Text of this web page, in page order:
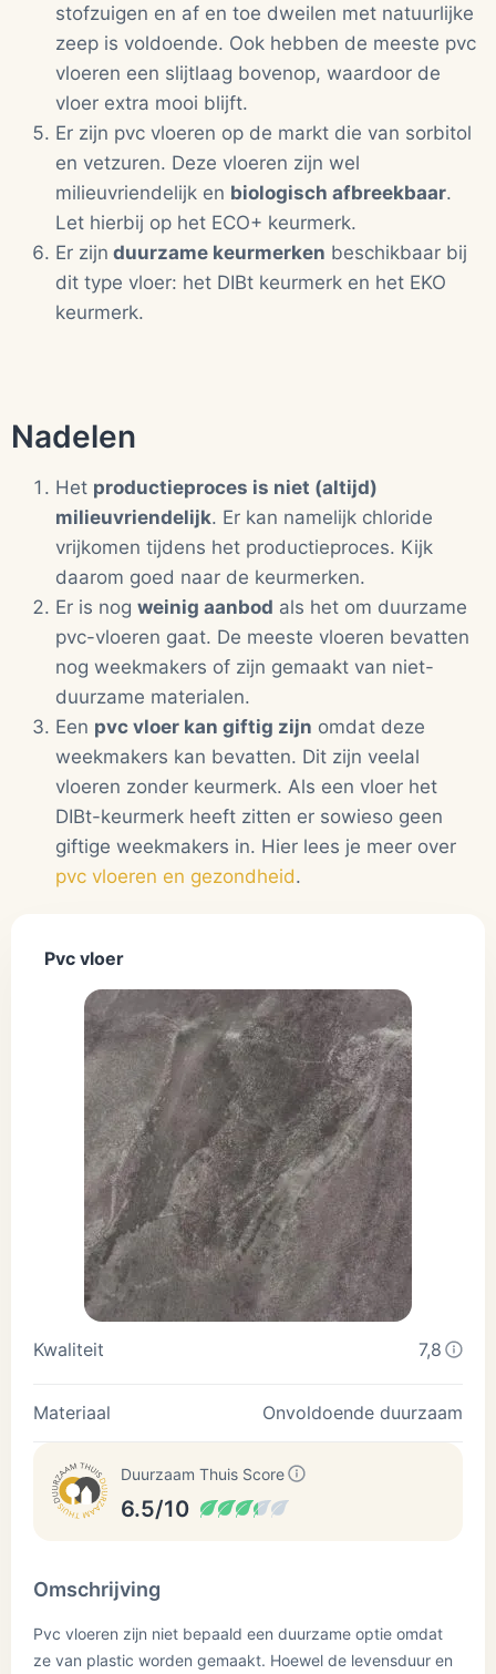
stofzuigen en af en toe dweilen met natuurlijke
zeep is voldoende. Ook hebben de meeste pvc
vloeren een slijtlaag bovenop, waardoor de
vloer extra mooi blijft.
Er zijn pvc vloeren op de markt die van sorbitol
en vetzuren. Deze vloeren zijn wel
milieuvriendelijk en biologisch afbreekbaar.
Let hierbij op het ECO+ keurmerk.
Er zijn duurzame keurmerken beschikbaar bij
dit type vloer: het DIBt keurmerk en het EKO
keurmerk.
Nadelen
Het productieproces is niet (altijd)
milieuvriendelijk. Er kan namelijk chloride
vrijkomen tijdens het productieproces. Kijk
daarom goed naar de keurmerken.
Er is nog weinig aanbod als het om duurzame
pvc-vloeren gaat. De meeste vloeren bevatten
nog weekmakers of zijn gemaakt van niet-
duurzame materialen.
Een pvc vloer kan giftig zijn omdat deze
weekmakers kan bevatten. Dit zijn veelal
vloeren zonder keurmerk. Als een vloer het
DIBt-keurmerk heeft zitten er sowieso geen
giftige weekmakers in. Hier lees je meer over
pvc vloeren en gezondheid.
Pvc vloer
Kwaliteit 7,8
Materiaal Onvoldoende duurzaam
Duurzaam Thuis Score
6.5/10
Omschrijving
Pvc vloeren zijn niet bepaald een duurzame optie omdat
ze van plastic worden gemaakt. Hoewel de levensduur en